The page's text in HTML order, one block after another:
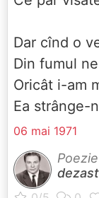
Dar cînd o
Din fumul
Oricât i-am
Ea strânge-
06 mai 1971